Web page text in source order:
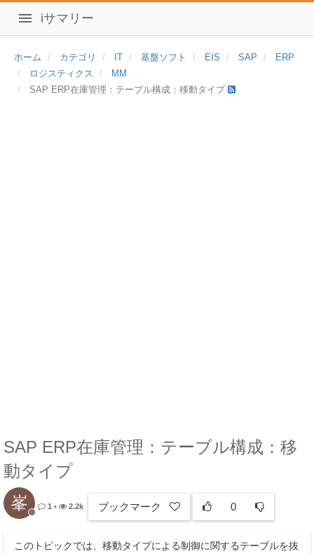
iサマリー
ホーム カテゴリ IT 基盤ソフト EIS SAP
ERP
ロジスティクス
MM
SAP ERP在庫管理：テーブル構成：移動タイプ
SAP ERP在庫管理：テーブル構成：移
動タイプ
峯 1 • 2.2k ブックマーク 0
このトピックでは、移動タイプによる制御に関するテーブルを抜